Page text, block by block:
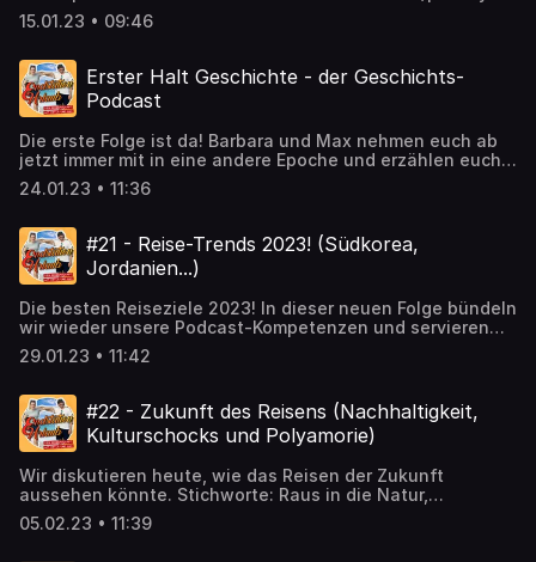
for more information.
15.01.23 • 09:46
Erster Halt Geschichte - der Geschichts-
Podcast
Die erste Folge ist da! Barbara und Max nehmen euch ab
jetzt immer mit in eine andere Epoche und erzählen euch
interessantes Wissen aus fremden Kulturen inklusive
Jahreszahlen. #Geschichte #History #Wissen #Fakten
information.
24.01.23 • 11:36
#21 - Reise-Trends 2023! (Südkorea,
Jordanien...)
Die besten Reiseziele 2023! In dieser neuen Folge bündeln
wir wieder unsere Podcast-Kompetenzen und servieren
euch die besten Reiseziele des Jahres. Garantiert kommt
ihr mit ein paar neuen Traum-Zielen aus diesem
Kompetenz. Kommt mit! Ins Reise-Jahr 2023. #reisetipps
#reisetipp #reisen2023 #urlaubsziele #urlaub2023
#reisepodcast #reiseplanung #weltreise #traumreise
#reiselust #reisenmachtglücklich #reiseinspiration
#traveltheworld Hosted on Acast. See acast.com/privacy
for more information.
29.01.23 • 11:42
#22 - Zukunft des Reisens (Nachhaltigkeit,
Kulturschocks und Polyamorie)
Wir diskutieren heute, wie das Reisen der Zukunft
aussehen könnte. Stichworte: Raus in die Natur,
Achtsamkeit, absichtliche Kulturschocks und ja, es geht
sogar ums polyamouröse Reisen - Liebe, Sex und
05.02.23 • 11:39